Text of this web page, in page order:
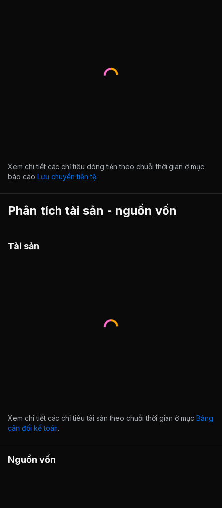
Xem chi tiết các chỉ tiêu dòng tiền theo chuỗi thời gian ở mục
báo cáo Lưu chuyển tiền tệ.
Phân tích tài sản - nguồn vốn
Tài sản
Xem chi tiết các chỉ tiêu tài sản theo chuỗi thời gian ở mục Bảng
cân đối kế toán.
Nguồn vốn